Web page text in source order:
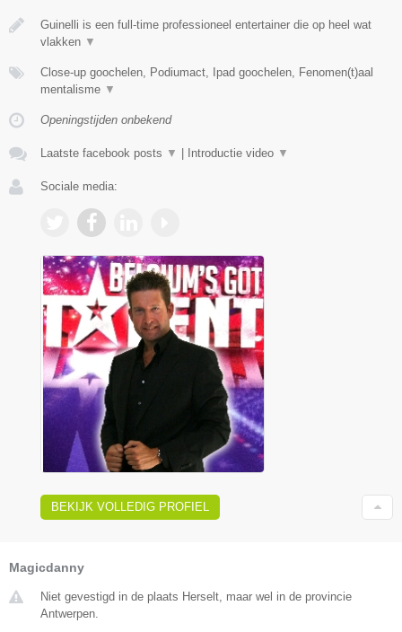
Guinelli is een full-time professioneel entertainer die op heel wat
vlakken ▼
Close-up goochelen, Podiumact, Ipad goochelen, Fenomen(t)aal
mentalisme ▼
Openingstijden onbekend
Laatste facebook posts ▼ Introductie video ▼
Sociale media:
BEKIJK VOLLEDIG PROFIEL
Magicdanny
Niet gevestigd in de plaats Herselt, maar wel in de provincie
Antwerpen.